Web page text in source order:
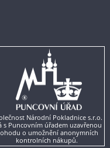
Národní Pokladnice s.r.o.
s Puncovním úřadem uzavřenou
o umožnění anonymních
kontrolních nákupů.